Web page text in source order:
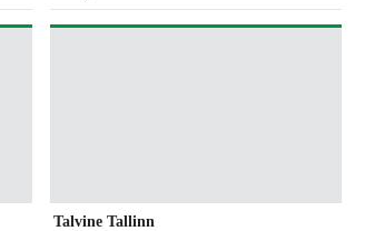
Talvine Tallinn